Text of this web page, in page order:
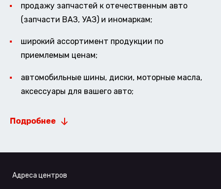
продажу запчастей к отечественным авто
(запчасти ВАЗ, УАЗ) и иномаркам;
широкий ассортимент продукции по
приемлемым ценам;
автомобильные шины, диски, моторные масла,
аксессуары для вашего авто;
Подробнее
Адреса центров